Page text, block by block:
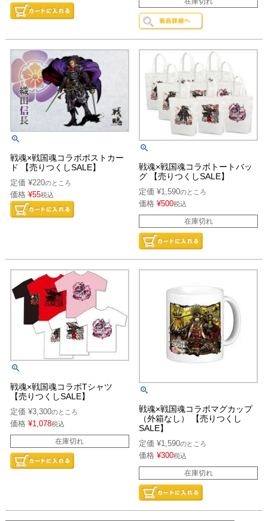
戦魂×戦国魂コラボポストカー
ド 【売りつくしSALE】
定価 ¥220のところ
価格 ¥55税込
戦魂×戦国魂コラボトートバッ
グ 【売りつくしSALE】
定価 ¥1,590のところ
価格 ¥500税込
在庫切れ
戦魂×戦国魂コラボTシャツ
【売りつくしSALE】
定価 ¥3,300のところ
価格 ¥1,078税込
在庫切れ
戦魂×戦国魂コラボマグカップ
（外箱なし） 【売りつくし
SALE】
定価 ¥1,590のところ
価格 ¥300税込
在庫切れ